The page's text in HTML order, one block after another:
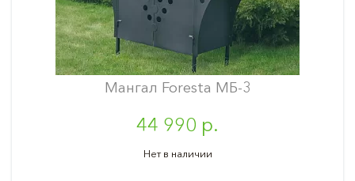
Мангал Foresta МБ-3
44 990 р.
Нет в наличии